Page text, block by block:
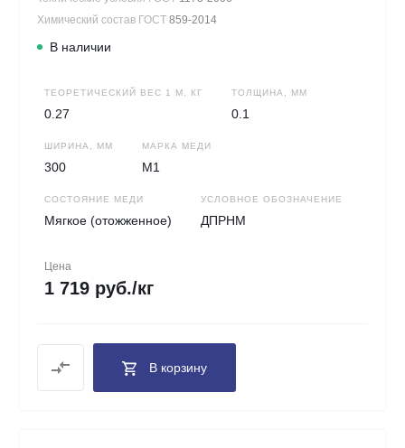
Химический состав ГОСТ 859-2014
В наличии
ТЕОРЕТИЧЕСКИЙ ВЕС 1 М, КГ
0.27
ТОЛЩИНА, ММ
0.1
ШИРИНА, ММ
300
МАРКА МЕДИ
М1
СОСТОЯНИЕ МЕДИ
Мягкое (отожженное)
УСЛОВНОЕ ОБОЗНАЧЕНИЕ
ДПРНМ
Цена
1 719 руб./кг
В корзину